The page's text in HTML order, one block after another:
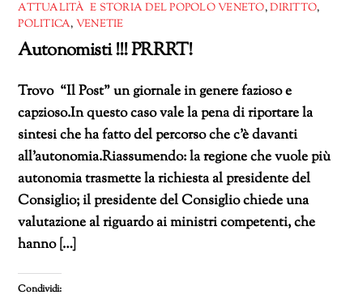
ATTUALITÀ E STORIA DEL POPOLO VENETO,DIRITTO,
POLITICA, VENETIE
Autonomisti !!! PRRRT!
Trovo “Il Post” un giornale in genere fazioso e
capzioso.In questo caso vale la pena di riportare la
sintesi che ha fatto del percorso che c’è davanti
all’autonomia.Riassumendo: la regione che vuole più
autonomia trasmette la richiesta al presidente del
Consiglio; il presidente del Consiglio chiede una
valutazione al riguardo ai ministri competenti, che
hanno […]
Condividi: